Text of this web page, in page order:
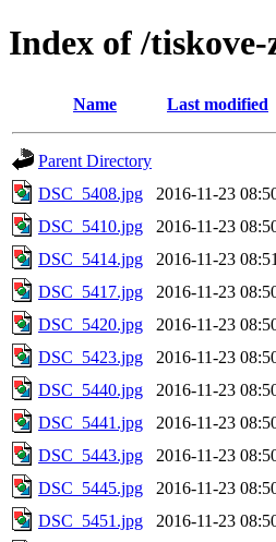
Index of /
Name Last modified
Parent Directory
DSC_5408.jpg
2016-11-23
DSC_5410.jpg
2016-11-23
DSC_5414.jpg
2016-11-23 08:51
DSC_5417.jpg
2016-11-23
DSC_5420.jpg
2016-11-23
DSC_5423.jpg
2016-11-23
DSC_5440.jpg
2016-11-23
DSC_5441.jpg
2016-11-23
DSC_5443.jpg
2016-11-23
DSC_5445.jpg
2016-11-23
DSC_5451.jpg
2016-11-23